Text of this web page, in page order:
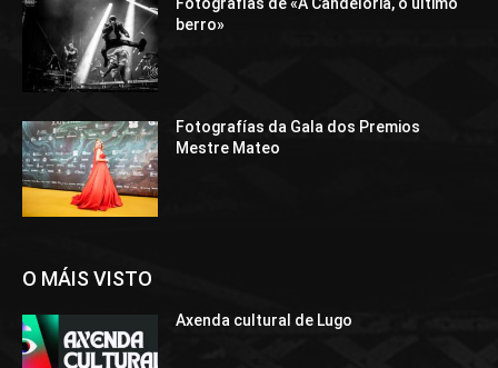
berro»
Fotografías da Gala dos Premios
Mestre Mateo
O MÁIS VISTO
Axenda cultural de Lugo